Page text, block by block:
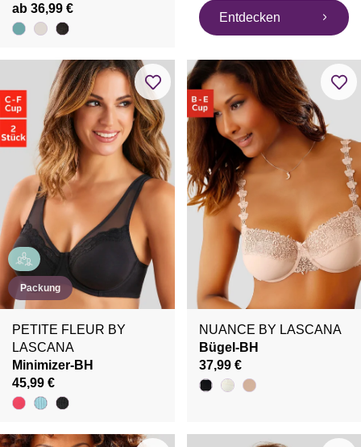
ab 36,99 €
Entdecken
Packung
PETITE FLEUR BY
LASCANA
Minimizer-BH
45,99 €
NUANCE BY LASCANA
Bügel-BH
37,99 €